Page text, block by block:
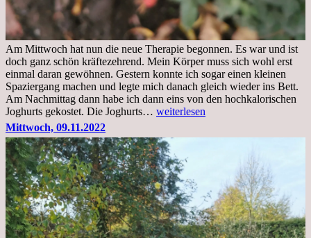
Am Mittwoch hat nun die neue Therapie begonnen. Es war und ist
doch ganz schön kräftezehrend. Mein Körper muss sich wohl erst
einmal daran gewöhnen. Gestern konnte ich sogar einen kleinen
Spaziergang machen und legte mich danach gleich wieder ins Bett.
Am Nachmittag dann habe ich dann eins von den hochkalorischen
Joghurts gekostet. Die Joghurts… Freitag,
Therapie
Beginn
gut
überstanden
weiterlesen
Mittwoch, 09.11.2022